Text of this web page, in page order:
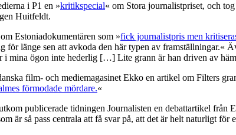
i P1 en »kritikspecial« om Stora journalistpriset, och
Huitfeldt.
Estoniadokumentären som »fick journalistpris men
för länge sen att avkoda den här typen av
i mina ögon inte hederlig […] Lite grann är han driven av
film- och mediemagasinet Ekko en artikel om Filters
förmodade mördare.«
publicerade tidningen Journalisten en debattartikel från
är så pass centrala att få svar på, att det är helt naturligt